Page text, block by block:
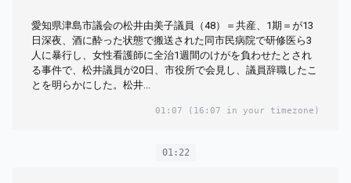
愛知県津島市議会の松井由美子議員（48）＝共産、1期＝が13
日深夜、酒に酔った状態で搬送された同市民病院で研修医ら3
人に暴行し、女性看護師に全治1週間のけがを負わせたとされ
る事件で、松井議員が20日、市役所で会見し、議員辞職したこ
とを明らかにした。松井...
01:07 (16:07 in your timezone)
01:22